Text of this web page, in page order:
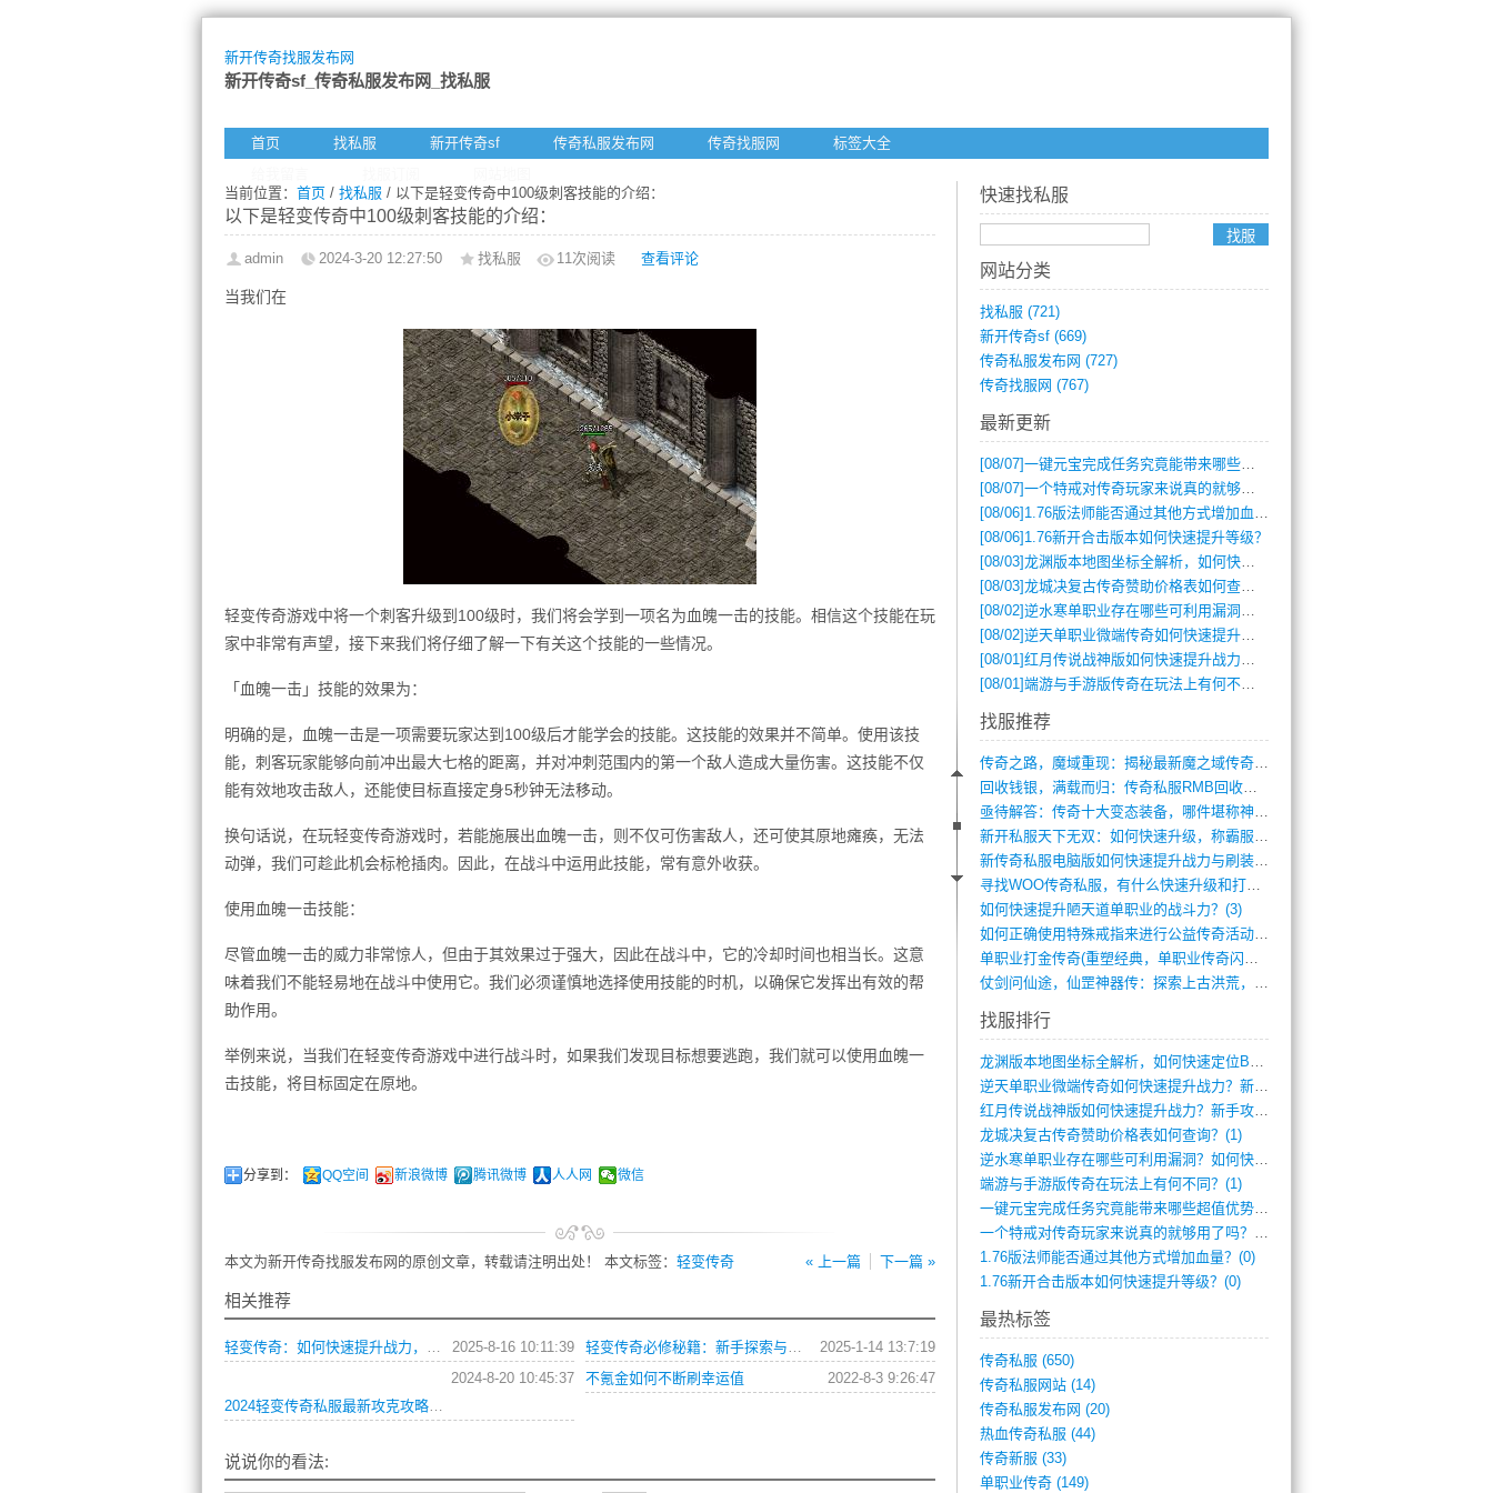
新开传奇找服发布网
新开传奇sf_传奇私服发布网_找私服
首页 找私服 新开传奇sf 传奇私服发布网 传奇找服网
标签大全
当前位置： 首页 / 找私服 / 以下是轻变传奇中100级刺客技能的介绍：
以下是轻变传奇中100级刺客技能的介绍：
admin 2024-3-20 12:27:50 找私服 11次阅读 查看评论
当我们在
轻变传奇游戏中将一个刺客升级到100级时，我们将会学到一项名为血魄一击的技能。相信这个技能在玩
家中非常有声望，接下来我们将仔细了解一下有关这个技能的一些情况。
「血魄一击」技能的效果为：
明确的是，血魄一击是一项需要玩家达到100级后才能学会的技能。这技能的效果并不简单。使用该技
能，刺客玩家能够向前冲出最大七格的距离，并对冲刺范围内的第一个敌人造成大量伤害。这技能不仅
能有效地攻击敌人，还能使目标直接定身5秒钟无法移动。
换句话说，在玩轻变传奇游戏时，若能施展出血魄一击，则不仅可伤害敌人，还可使其原地瘫痪，无法
动弹，我们可趁此机会标枪插肉。因此，在战斗中运用此技能，常有意外收获。
使用血魄一击技能：
尽管血魄一击的威力非常惊人，但由于其效果过于强大，因此在战斗中，它的冷却时间也相当长。这意
味着我们不能轻易地在战斗中使用它。我们必须谨慎地选择使用技能的时机，以确保它发挥出有效的帮
助作用。
举例来说，当我们在轻变传奇游戏中进行战斗时，如果我们发现目标想要逃跑，我们就可以使用血魄一
击技能，将目标固定在原地。
分享到： QQ空间 新浪微博 腾讯微博 人人网 微信
« 上一篇 下一篇 »
本文为新开传奇找服发布网的原创文章，转载请注明出处！ 本文标签： 轻变传奇
相关推荐
2025-8-16 10:11:39
轻变传奇：如何快速提升战力，称霸服务器？ 2025-1-14 13:7:19
轻变传奇必修秘籍：新手探索与进阶之路揭秘
2024-8-20 10:45:37
2024轻变传奇私服最新攻克攻略：一览无余
2022-8-3 9:26:47
不氪金如何不断刷幸运值
说说你的看法:
快速找私服
网站分类
找私服 (721)
新开传奇sf (669)
传奇私服发布网 (727)
传奇找服网 (767)
最新更新
[08/07]一键元宝完成任务究竟能带来哪些超值优势？
[08/07]一个特戒对传奇玩家来说真的就够用了吗？
[08/06] 1.76版法师能否通过其他方式增加血量？
[08/06] 1.76新开合击版本如何快速提升等级？
[08/03]龙渊版本地图坐标全解析，如何快速定位BOSS位置？
[08/03]龙城决复古传奇赞助价格表如何查询？
[08/02]逆水寒单职业存在哪些可利用漏洞？如何快速提升战力？
[08/02]逆天单职业微端传奇如何快速提升战力？新手必看攻略
[08/01]红月传说战神版如何快速提升战力？新手攻略全解析？
[08/01]端游与手游版传奇在玩法上有何不同？
找服推荐
传奇之路，魔域重现：揭秘最新魔之域传奇攻(712)
回收钱银，满载而归：传奇私服RMB回收装(548)
亟待解答：传奇十大变态装备，哪件堪称神器(347)
新开私服天下无双：如何快速升级，称霸服务(681)
新传奇私服电脑版如何快速提升战力与刷装备(835)
寻找WOO传奇私服，有什么快速升级和打宝(864)
如何快速提升陋天道单职业的战斗力？(3)
如何正确使用特殊戒指来进行公益传奇活动？(10)
单职业打金传奇(重塑经典，单职业传奇闪耀(10)
仗剑问仙途，仙罡神器传：探索上古洪荒，揭(813)
找服排行
龙渊版本地图坐标全解析，如何快速定位BO(3)
逆天单职业微端传奇如何快速提升战力？新手(2)
红月传说战神版如何快速提升战力？新手攻略(2)
龙城决复古传奇赞助价格表如何查询？(1)
逆水寒单职业存在哪些可利用漏洞？如何快速(1)
端游与手游版传奇在玩法上有何不同？(1)
一键元宝完成任务究竟能带来哪些超值优势？(0)
一个特戒对传奇玩家来说真的就够用了吗？(0)
1.76版法师能否通过其他方式增加血量？(0)
1.76新开合击版本如何快速提升等级？(0)
最热标签
传奇私服 (650)
传奇私服网站 (14)
传奇私服发布网 (20)
热血传奇私服 (44)
传奇新服 (33)
单职业传奇 (149)